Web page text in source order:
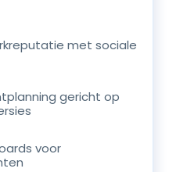
met sociale
gericht op
voor